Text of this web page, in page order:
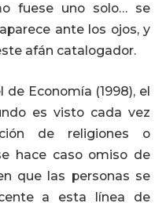
fuese uno solo… se
ante los ojos, y
afán catalogador.
Economía (1998), el
es visto cada vez
de religiones o
hace caso omiso de
que las personas se
a esta línea de